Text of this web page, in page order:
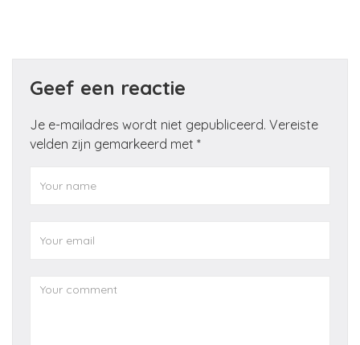
Geef een reactie
Je e-mailadres wordt niet gepubliceerd. Vereiste
velden zijn gemarkeerd met *